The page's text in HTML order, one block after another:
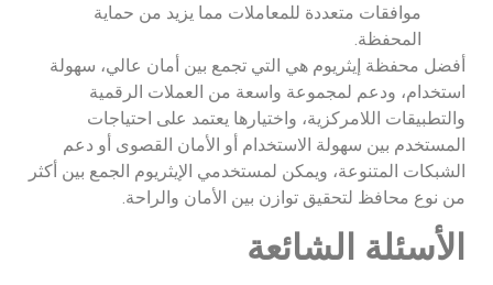
موافقات متعددة للمعاملات مما يزيد من حماية
المحفظة.
أفضل محفظة إيثريوم هي التي تجمع بين أمان عالي، سهولة
استخدام، ودعم لمجموعة واسعة من العملات الرقمية
والتطبيقات اللامركزية، واختيارها يعتمد على احتياجات
المستخدم بين سهولة الاستخدام أو الأمان القصوى أو دعم
الشبكات المتنوعة، ويمكن لمستخدمي الإيثريوم الجمع بين أكثر
من نوع محافظ لتحقيق توازن بين الأمان والراحة.
الأسئلة الشائعة